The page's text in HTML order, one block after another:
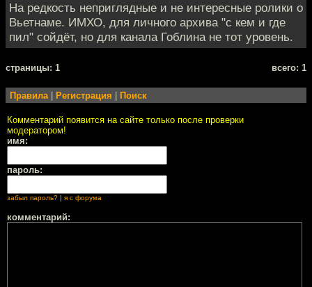
На редкость неприглядные и не интересные ролики о
Вьетнаме. ИМХО, для личного архива "с кем и где
пил" сойдёт, но для канала Гоблина не тот уровень.
cтраницы: 1 всего: 1
Правила| Регистрация Поиск
Комментарий появится на сайте только после проверки
модератором!
имя:
пароль:
забыл пароль? я с форума
комментарий: